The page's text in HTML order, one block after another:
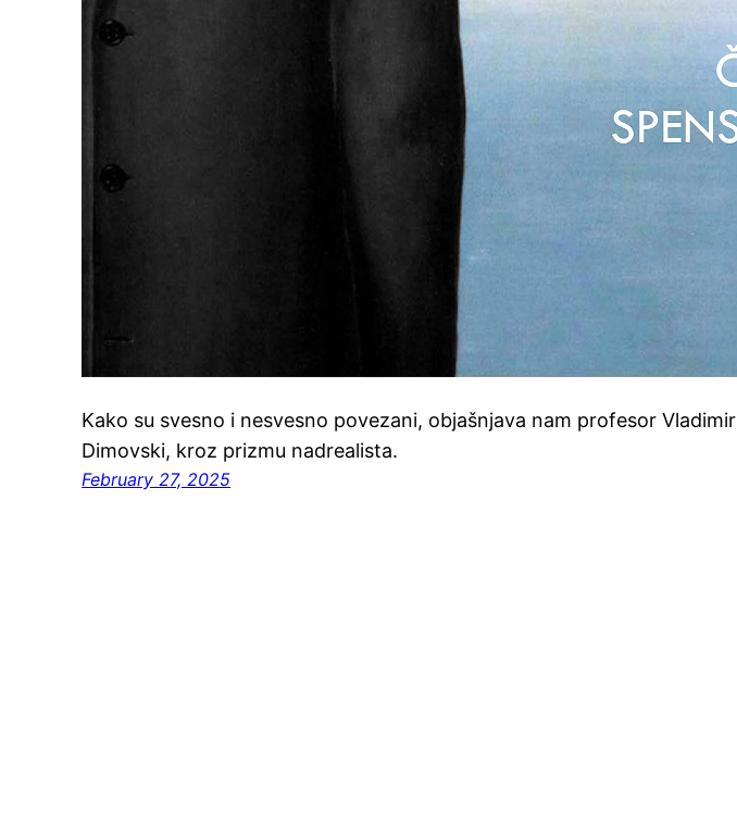
Kako su svesno i nesvesno povezani, objašnjava nam profesor Vladimir
Dimovski, kroz prizmu nadrealista.
February 27, 2025